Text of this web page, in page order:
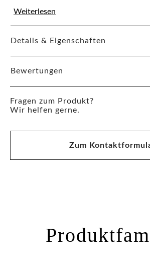
Weiterlesen
Details & Eigenschaften
Bewertungen
Fragen zum Produkt?
Wir helfen gerne.
Zum